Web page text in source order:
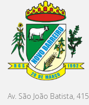
Av. São João Batista, 415